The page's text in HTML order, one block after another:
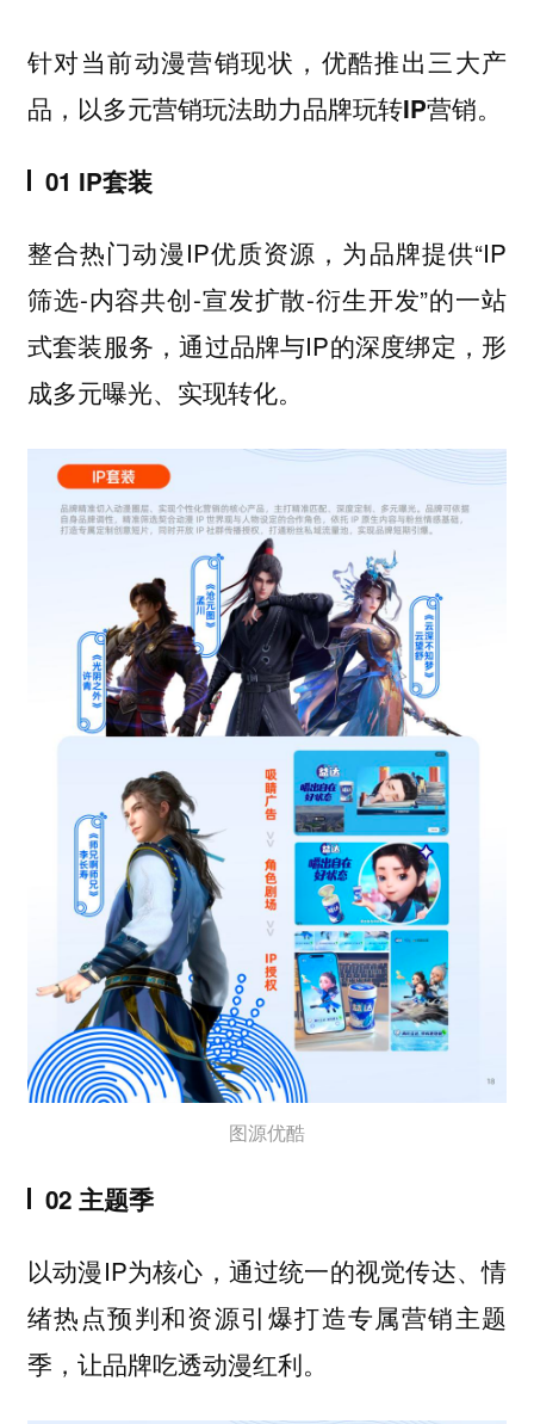
针对当前动漫营销现状，优酷推出三大产
品，以多元营销玩法助力品牌玩转IP营销。
01 IP套装
整合热门动漫IP优质资源，为品牌提供“IP
筛选-内容共创-宣发扩散-衍生开发”的一站
式套装服务，通过品牌与IP的深度绑定，形
成多元曝光、实现转化。
图源优酷
02 主题季
以动漫IP为核心，通过统一的视觉传达、情
绪热点预判和资源引爆打造专属营销主题
季，让品牌吃透动漫红利。